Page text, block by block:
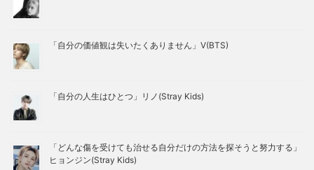
「自分の価値観は失いたくありません」V(BTS)
「自分の人生はひとつ」リノ(Stray Kids)
「どんな傷を受けても治せる自分だけの方法を探そうと努力する」
ヒョンジン(Stray Kids)